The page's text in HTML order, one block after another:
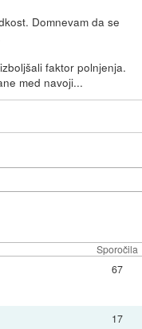
Domnevam da se
faktor polnjenja.
med navoji...
Sporočila
67
17